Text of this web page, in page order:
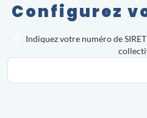
Configurez
Indiquez votre numéro de